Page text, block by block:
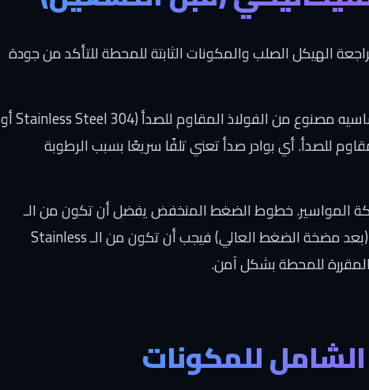
الهيكل الصلب والمكونات الثابتة للمحطة للتأكد من جودة
تأكد من أن الشاسيه مصنوع من الفولاذ المقاوم للصدأ (Stainless Steel 304 أو
للصدأ. أي بوادر صدأ تعني تلفًا سريعًا بسبب الرطوبة
المواسير. خطوط الضغط المنخفض يفضل أن تكون من الـ
UPVC عالي الجودة، أما خطوط الضغط العالي (بعد مضخة الضغط العالي) فيجب أن تكون من الـ Stainless